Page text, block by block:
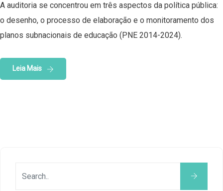
A auditoria se concentrou em três aspectos da política pública:
o desenho, o processo de elaboração e o monitoramento dos
planos subnacionais de educação (PNE 2014-2024).
Leia Mais